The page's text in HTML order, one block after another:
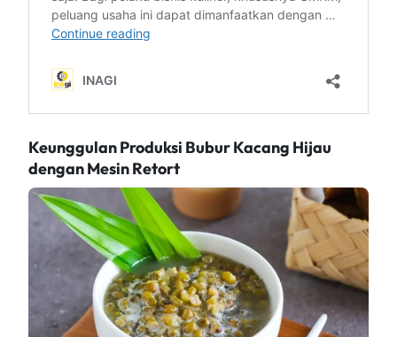
Keunggulan Produksi Bubur Kacang Hijau
dengan Mesin Retort